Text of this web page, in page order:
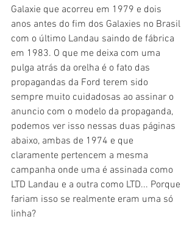
Galaxie que acorreu em 1979 e dois
anos antes do fim dos Galaxies no Brasil
com o último Landau saindo de fábrica
em 1983. O que me deixa com uma
pulga atrás da orelha é o fato das
propagandas da Ford terem sido
sempre muito cuidadosas ao assinar o
anuncio com o modelo da propaganda,
podemos ver isso nessas duas páginas
abaixo, ambas de 1974 e que
claramente pertencem a mesma
campanha onde uma é assinada como
LTD Landau e a outra como LTD... Porque
fariam isso se realmente eram uma só
linha?